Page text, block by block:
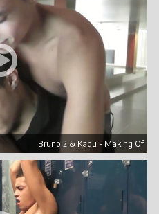
Bruno 2 & Kadu - Making Of